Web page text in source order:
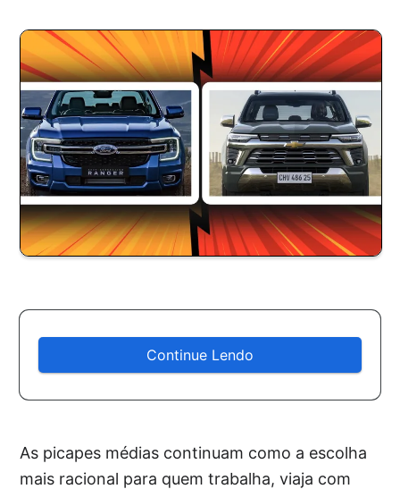
Continue Lendo
As picapes médias continuam como a escolha
mais racional para quem trabalha, viaja com